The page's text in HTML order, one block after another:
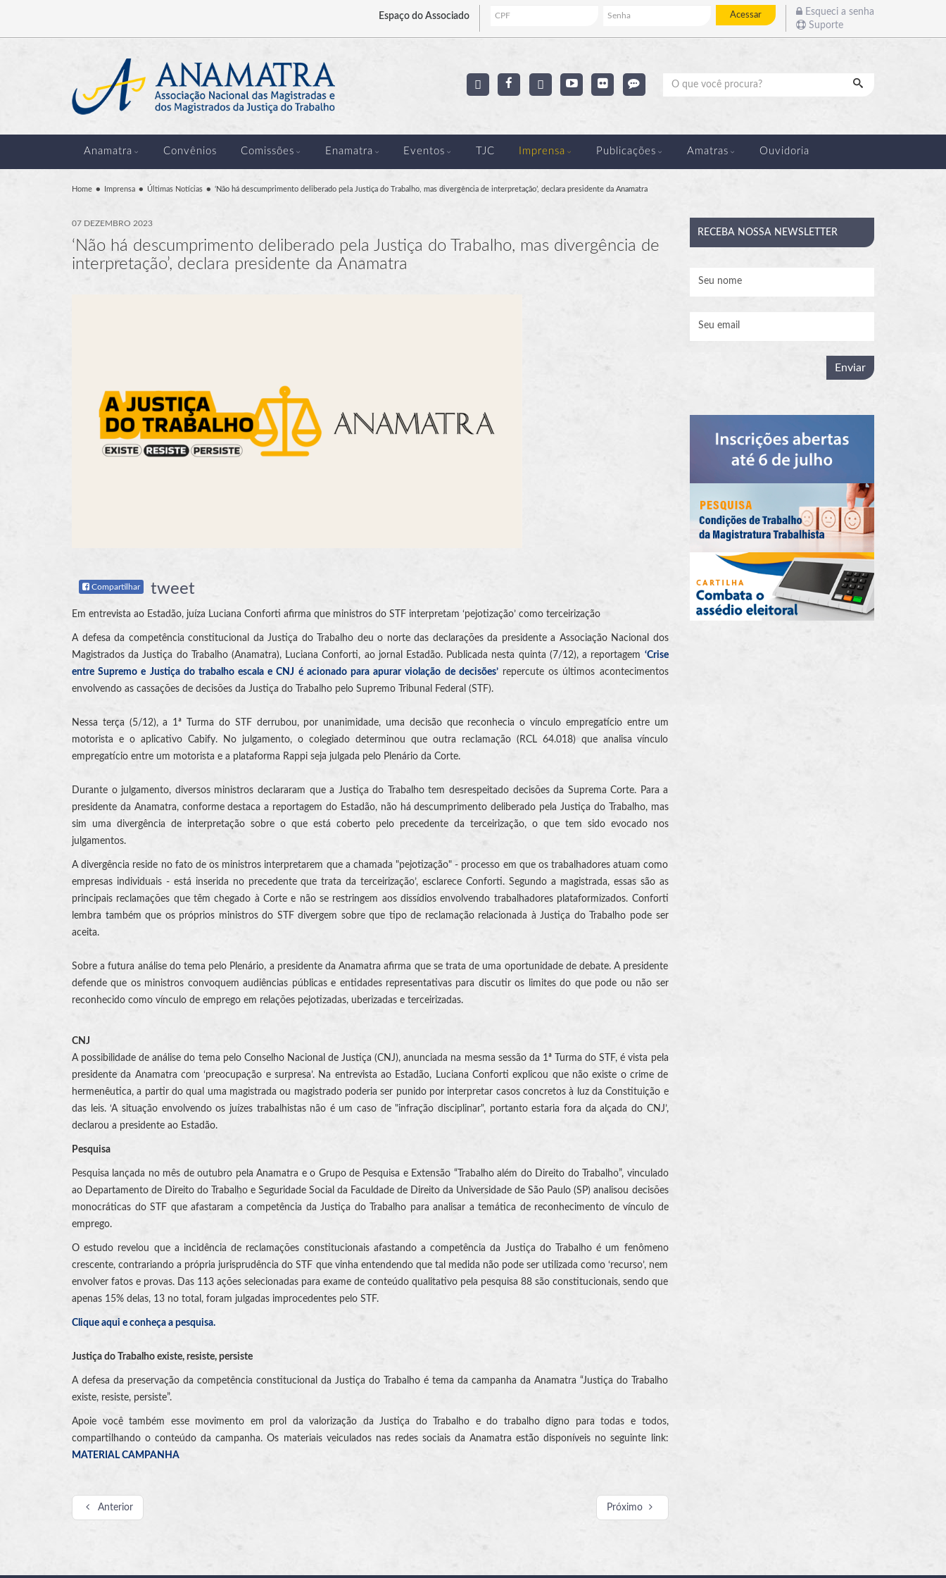
Espaço do Associado Acessar
Esqueci a senha
Suporte
Pesquisar
Anamatra Convênios Comissões Enamatra Eventos TJC Imprensa Publicações Amatras Ouvidoria
Home Imprensa Últimas Notícias ‘Não há descumprimento deliberado pela Justiça do Trabalho, mas divergência de interpretação’, declara presidente da Anamatra
07 DEZEMBRO 2023
‘Não há descumprimento deliberado pela Justiça do Trabalho, mas divergência de
interpretação’, declara presidente da Anamatra
Compartilhar tweet
Em entrevista ao Estadão, juíza Luciana Conforti afirma que ministros do STF interpretam ‘pejotização’ como terceirização
A defesa da competência constitucional da Justiça do Trabalho deu o norte das declarações da presidente a Associação Nacional dos
Magistrados da Justiça do Trabalho (Anamatra), Luciana Conforti, ao jornal Estadão. Publicada nesta quinta (7/12), a reportagem ‘Crise
entre Supremo e Justiça do trabalho escala e CNJ é acionado para apurar violação de decisões’repercute os últimos acontecimentos
envolvendo as cassações de decisões da Justiça do Trabalho pelo Supremo Tribunal Federal (STF).
Nessa terça (5/12), a 1ª Turma do STF derrubou, por unanimidade, uma decisão que reconhecia o vínculo empregatício entre um
motorista e o aplicativo Cabify. No julgamento, o colegiado determinou que outra reclamação (RCL 64.018) que analisa vínculo
empregatício entre um motorista e a plataforma Rappi seja julgada pelo Plenário da Corte.
Durante o julgamento, diversos ministros declararam que a Justiça do Trabalho tem desrespeitado decisões da Suprema Corte. Para a
presidente da Anamatra, conforme destaca a reportagem do Estadão, não há descumprimento deliberado pela Justiça do Trabalho, mas
sim uma divergência de interpretação sobre o que está coberto pelo precedente da terceirização, o que tem sido evocado nos
julgamentos.
A divergência reside no fato de os ministros interpretarem que a chamada "pejotização" - processo em que os trabalhadores atuam como
empresas individuais - está inserida no precedente que trata da terceirização’, esclarece Conforti. Segundo a magistrada, essas são as
principais reclamações que têm chegado à Corte e não se restringem aos dissídios envolvendo trabalhadores plataformizados. Conforti
lembra também que os próprios ministros do STF divergem sobre que tipo de reclamação relacionada à Justiça do Trabalho pode ser
aceita.
Sobre a futura análise do tema pelo Plenário, a presidente da Anamatra afirma que se trata de uma oportunidade de debate. A presidente
defende que os ministros convoquem audiências públicas e entidades representativas para discutir os limites do que pode ou não ser
reconhecido como vínculo de emprego em relações pejotizadas, uberizadas e terceirizadas.
CNJ
A possibilidade de análise do tema pelo Conselho Nacional de Justiça (CNJ), anunciada na mesma sessão da 1ª Turma do STF, é vista pela
presidente da Anamatra com ‘preocupação e surpresa’. Na entrevista ao Estadão, Luciana Conforti explicou que não existe o crime de
hermenêutica, a partir do qual uma magistrada ou magistrado poderia ser punido por interpretar casos concretos à luz da Constituição e
das leis. ‘A situação envolvendo os juízes trabalhistas não é um caso de "infração disciplinar", portanto estaria fora da alçada do CNJ’,
declarou a presidente ao Estadão.
Pesquisa
Pesquisa lançada no mês de outubro pela Anamatra e o Grupo de Pesquisa e Extensão “Trabalho além do Direito do Trabalho”, vinculado
ao Departamento de Direito do Trabalho e Seguridade Social da Faculdade de Direito da Universidade de São Paulo (SP) analisou decisões
monocráticas do STF que afastaram a competência da Justiça do Trabalho para analisar a temática de reconhecimento de vínculo de
emprego.
O estudo revelou que a incidência de reclamações constitucionais afastando a competência da Justiça do Trabalho é um fenômeno
crescente, contrariando a própria jurisprudência do STF que vinha entendendo que tal medida não pode ser utilizada como ‘recurso’, nem
envolver fatos e provas. Das 113 ações selecionadas para exame de conteúdo qualitativo pela pesquisa 88 são constitucionais, sendo que
apenas 15% delas, 13 no total, foram julgadas improcedentes pelo STF.
Clique aqui e conheça a pesquisa.
Justiça do Trabalho existe, resiste, persiste
A defesa da preservação da competência constitucional da Justiça do Trabalho é tema da campanha da Anamatra “Justiça do Trabalho
existe, resiste, persiste”.
Apoie você também esse movimento em prol da valorização da Justiça do Trabalho e do trabalho digno para todas e todos,
compartilhando o conteúdo da campanha. Os materiais veiculados nas redes sociais da Anamatra estão disponíveis no seguinte link:
MATERIAL CAMPANHA
Anterior Próximo
RECEBA NOSSA NEWSLETTER